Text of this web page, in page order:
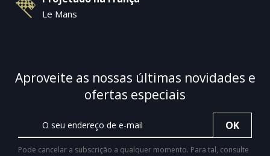
Le Mans
Aproveite as nossas últimas novidades e
ofertas especiais
Pode cancelar a subscrição a qualquer momento. Para tal, consulte